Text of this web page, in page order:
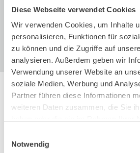
Diese Webseite verwendet Cookies
Wir verwenden Cookies, um Inhalte
personalisieren, Funktionen für
zu können und die Zugriffe auf
analysieren. Außerdem geben wir
Verwendung unserer Website an
soziale Medien, Werbung und
Partner führen diese Informationen
weiteren Daten zusammen, die Sie
Notwendig
Das bieten wir Ihnen
Entlohung
Es erwartet Sie eine
verantwortungsvolle